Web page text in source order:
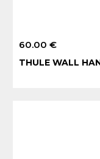
60.00 €
THULE WALL